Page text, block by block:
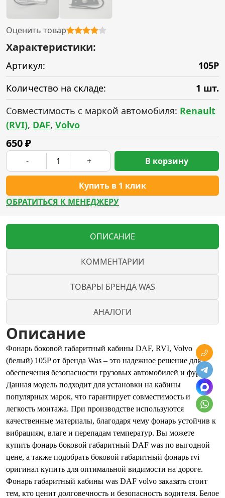
Оценить товар
Характеристики:
Артикул:
105P
Количество на складе:
1 шт.
Совместимость с маркой автомобиля: Renault
(RVI), DAF, Volvo
650₽
- +
Купить в 1 клик
В корзину
ОБРАТИТЬСЯ К МЕНЕДЖЕРУ
ОПИСАНИЕ
КОММЕНТАРИИ
ТОВАРЫ БРЕНДА WAS
АНАЛОГИ
Описание
Фонарь боковой габаритный кабины DAF, RVI, Volvo
(белый) 105P от бренда Was – это надежное решение для
обеспечения безопасности грузовых автомобилей и фур.
Данная модель подходит для установки на кабины
популярных марок, что гарантирует совместимость и
легкость монтажа. При производстве используются
качественные материалы, благодаря чему фонарь устойчив к
вибрациям, влаге и перепадам температур. Вы можете
купить фонарь боковой габаритный DAF was по выгодной
цене, а также подобрать боковой габаритный фонарь rvi
оригинал купить для оптимальной видимости на дороге.
Фонарь габаритный кабины was DAF volvo заказать стоит
тем, кто ценит долговечность и безопасность водителя. Белое